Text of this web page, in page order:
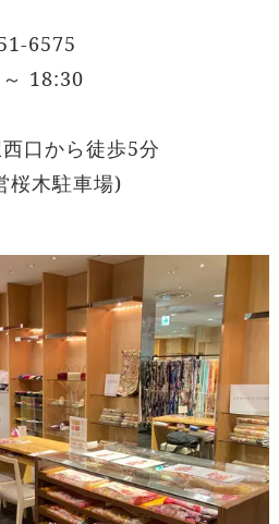
6575
18:30
口から徒歩5分
桜木駐車場)